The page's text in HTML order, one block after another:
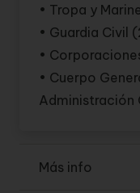
• Tropa y
• Guardia Civil
•
• Cuerpo
Administración
Más info